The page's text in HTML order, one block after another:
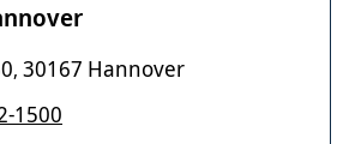
, 30167 Hannover
1500